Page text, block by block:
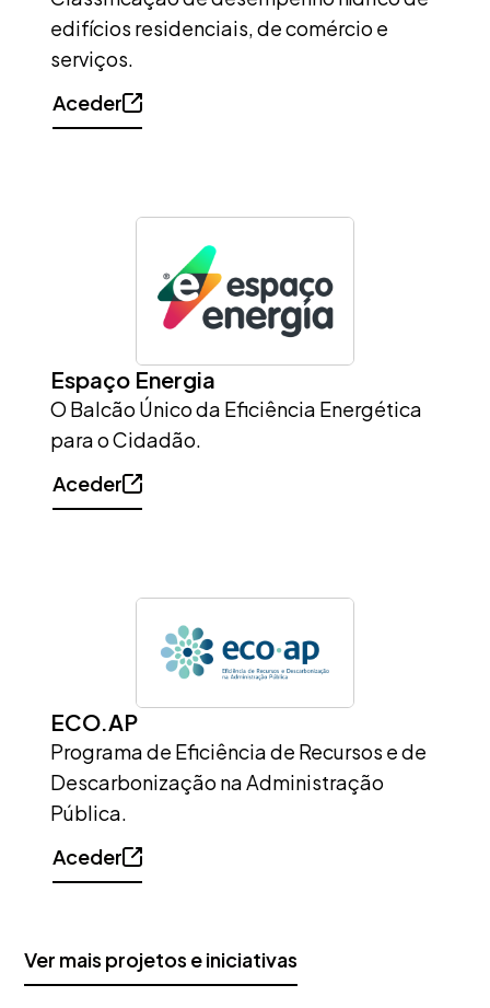
edifícios residenciais, de comércio e
serviços.
Aceder
Espaço Energia
O Balcão Único da Eficiência Energética
para o Cidadão.
Aceder
ECO.AP
Programa de Eficiência de Recursos e de
Descarbonização na Administração
Pública.
Aceder
Ver mais projetos e iniciativas